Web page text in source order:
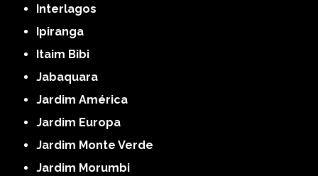
Interlagos
Ipiranga
Itaim Bibi
Jabaquara
Jardim América
Jardim Europa
Jardim Monte Verde
Jardim Morumbi